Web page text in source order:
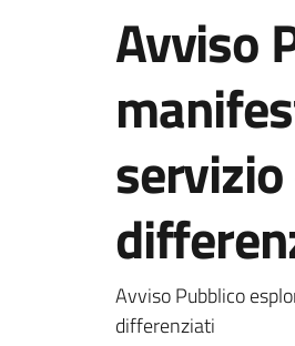
Avviso
Dettagli
Avviso Pubblico
differenziati